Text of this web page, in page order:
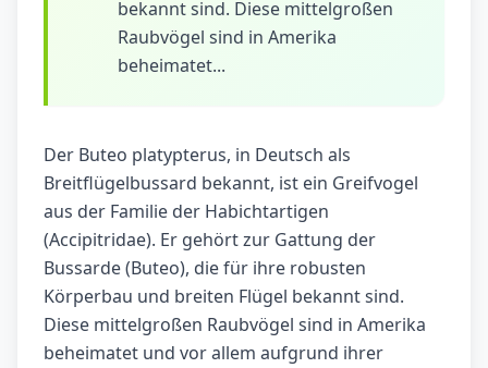
bekannt sind. Diese mittelgroßen
Raubvögel sind in Amerika
beheimatet...
Der Buteo platypterus, in Deutsch als
Breitflügelbussard bekannt, ist ein Greifvogel
aus der Familie der Habichtartigen
(Accipitridae). Er gehört zur Gattung der
Bussarde (Buteo), die für ihre robusten
Körperbau und breiten Flügel bekannt sind.
Diese mittelgroßen Raubvögel sind in Amerika
beheimatet und vor allem aufgrund ihrer